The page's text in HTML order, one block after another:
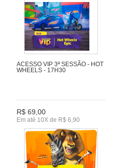
ACESSO VIP 3ª SESSÃO - HOT
WHEELS - 17H30
R$ 69,00
Em até 10X de R$ 6,90